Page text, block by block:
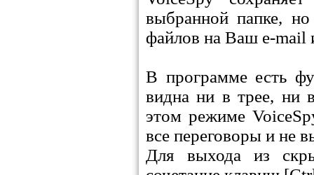
выбранной папке,
файлов на Ваш e-mail
В программе есть
видна ни в трее, ни
этом режиме
все переговоры и не
Для выхода из